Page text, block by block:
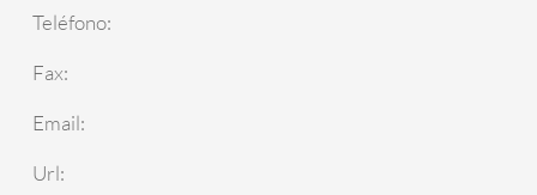
Teléfono:
Fax:
Email:
Url: